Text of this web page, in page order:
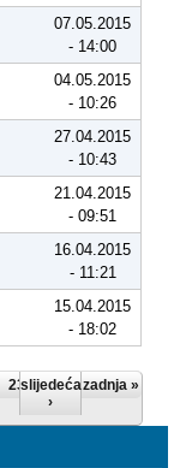
07.05.2015
- 14:00
04.05.2015
- 10:26
27.04.2015
- 10:43
21.04.2015
- 09:51
16.04.2015
- 11:21
15.04.2015
- 18:02
23 24
25
slijedeća
›
zadnja »